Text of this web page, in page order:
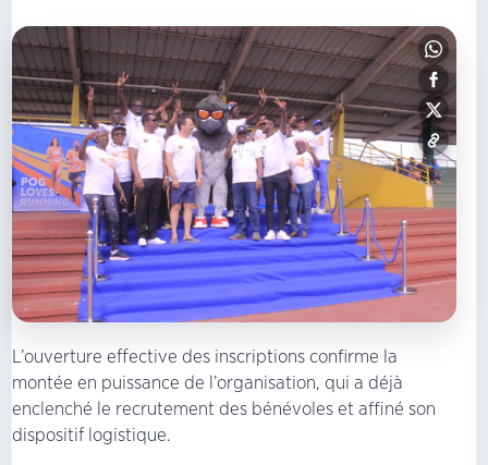
L’ouverture effective des inscriptions confirme la
montée en puissance de l’organisation, qui a déjà
enclenché le recrutement des bénévoles et affiné son
dispositif logistique.